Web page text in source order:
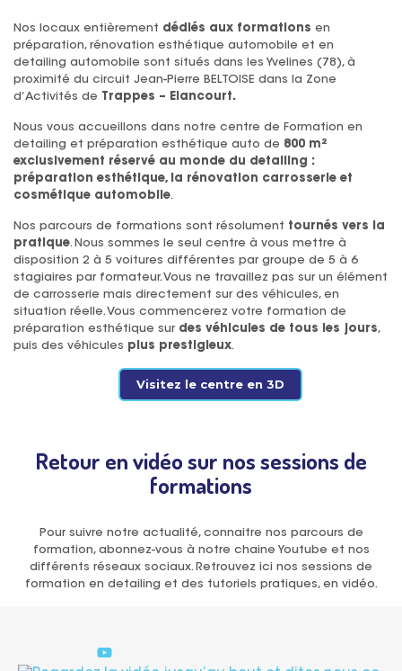
Nos locaux entièrement dédiés aux formations en
préparation, rénovation esthétique automobile et en
detailing automobile sont situés dans les Yvelines (78), à
proximité du circuit Jean-Pierre BELTOISE dans la Zone
d’Activités de Trappes – Elancourt.
Nous vous accueillons dans notre centre de Formation en
detailing et préparation esthétique auto de 800 m²
exclusivement réservé au monde du detailing :
préparation esthétique, la rénovation carrosserie et
cosmétique automobile.
Nos parcours de formations sont résolument tournés vers la
pratique. Nous sommes le seul centre à vous mettre à
disposition 2 à 5 voitures différentes par groupe de 5 à 6
stagiaires par formateur. Vous ne travaillez pas sur un élément
de carrosserie mais directement sur des véhicules, en
situation réelle. Vous commencerez votre formation de
préparation esthétique sur des véhicules de tous les jours,
puis des véhicules plus prestigieux.
Visitez le centre en 3D
Retour en vidéo sur nos sessions de
formations
Pour suivre notre actualité, connaitre nos parcours de
formation, abonnez-vous à notre chaine Youtube et nos
différents réseaux sociaux. Retrouvez ici nos sessions de
formation en detailing et des tutoriels pratiques, en vidéo.